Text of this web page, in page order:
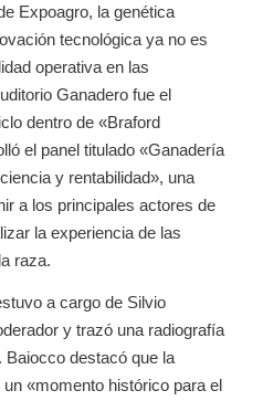
Expoagro, la genética
tecnológica ya no es
operativa en las
Ganadero fue el
dentro de «Braford
el panel titulado «Ganadería
y rentabilidad», una
a los principales actores de
la experiencia de las
raza.
a cargo de Silvio
y trazó una radiografía
Baiocco destacó que la
«momento histórico para el